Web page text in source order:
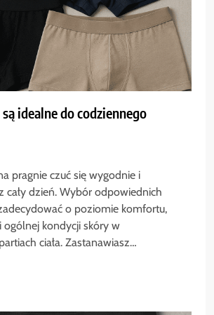
idealne do codziennego
pragnie czuć się wygodnie i
cały dzień. Wybór odpowiednich
o poziomie komfortu,
ogólnej kondycji skóry w
ciała. Zastanawiasz…